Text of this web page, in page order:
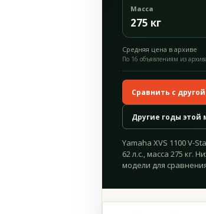
Масса
275 кг
Средняя цена в архиве
По 16 объявлениям из
Сравнить с
Другие годы этой
Yamaha XVS 1100 V-
62 л.с., масса 275 кг.
модели для